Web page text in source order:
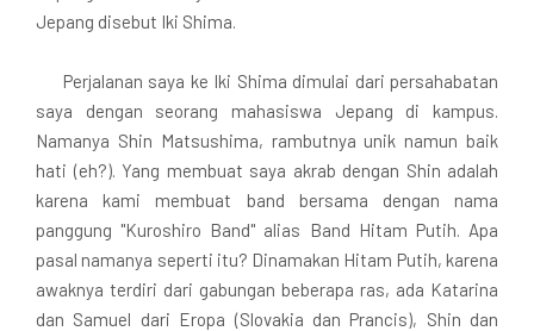
Jepang disebut Iki Shima.
Perjalanan saya ke Iki Shima dimulai dari persahabatan
saya dengan seorang mahasiswa Jepang di kampus.
Namanya Shin Matsushima, rambutnya unik namun baik
hati (eh?). Yang membuat saya akrab dengan Shin adalah
karena kami membuat band bersama dengan nama
panggung "Kuroshiro Band" alias Band Hitam Putih. Apa
pasal namanya seperti itu? Dinamakan Hitam Putih, karena
awaknya terdiri dari gabungan beberapa ras, ada Katarina
dan Samuel dari Eropa (Slovakia dan Prancis), Shin dan